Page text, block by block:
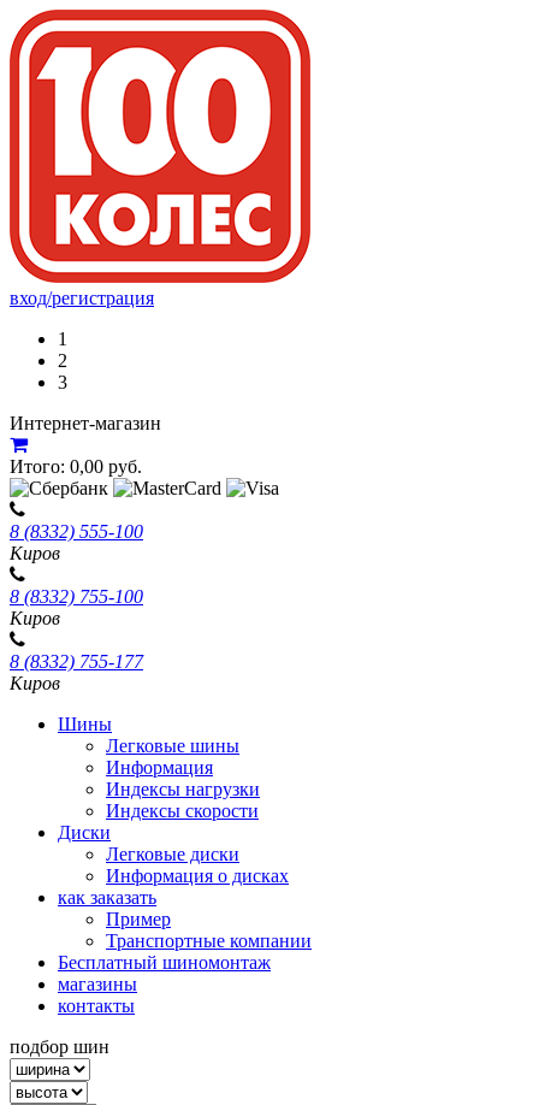
вход/регистрация
1
2
3
Интернет-магазин
Итого: 0,00 руб.
8 (8332) 555-100
Киров
8 (8332) 755-100
Киров
8 (8332) 755-177
Киров
Шины
Легковые шины
Информация
Индексы нагрузки
Индексы скорости
Диски
Легковые диски
Информация о дисках
как заказать
Пример
Транспортные компании
Бесплатный шиномонтаж
магазины
контакты
подбор шин